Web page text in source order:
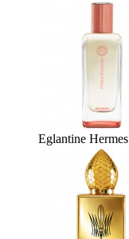
Eglantine Hermes